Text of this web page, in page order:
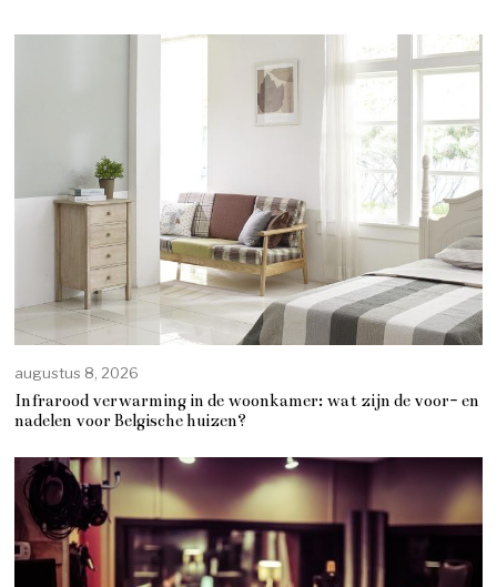
augustus 8, 2026
Infrarood verwarming in de woonkamer: wat zijn de voor- en
nadelen voor Belgische huizen?